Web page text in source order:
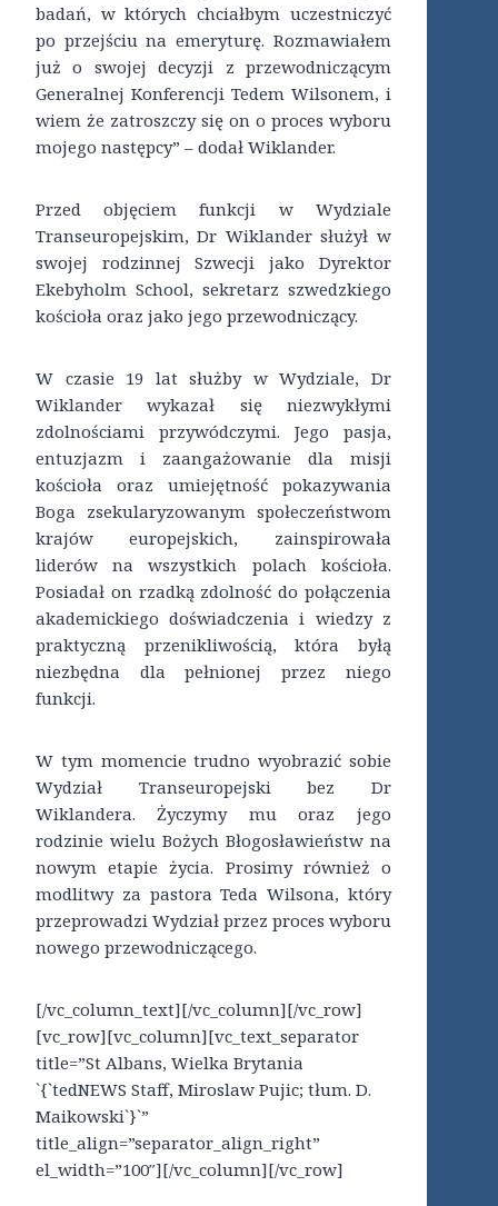
badań, w których chciałbym uczestniczyć
po przejściu na emeryturę. Rozmawiałem
już o swojej decyzji z przewodniczącym
Generalnej Konferencji Tedem Wilsonem, i
wiem że zatroszczy się on o proces wyboru
mojego następcy” – dodał Wiklander.
Przed objęciem funkcji w Wydziale
Transeuropejskim, Dr Wiklander służył w
swojej rodzinnej Szwecji jako Dyrektor
Ekebyholm School, sekretarz szwedzkiego
kościoła oraz jako jego przewodniczący.
W czasie 19 lat służby w Wydziale, Dr
Wiklander wykazał się niezwykłymi
zdolnościami przywódczymi. Jego pasja,
entuzjazm i zaangażowanie dla misji
kościoła oraz umiejętność pokazywania
Boga zsekularyzowanym społeczeństwom
krajów europejskich, zainspirowała
liderów na wszystkich polach kościoła.
Posiadał on rzadką zdolność do połączenia
akademickiego doświadczenia i wiedzy z
praktyczną przenikliwością, która byłą
niezbędna dla pełnionej przez niego
funkcji.
W tym momencie trudno wyobrazić sobie
Wydział Transeuropejski bez Dr
Wiklandera. Życzymy mu oraz jego
rodzinie wielu Bożych Błogosławieństw na
nowym etapie życia. Prosimy również o
modlitwy za pastora Teda Wilsona, który
przeprowadzi Wydział przez proces wyboru
nowego przewodniczącego.
[/vc_column_text][/vc_column][/vc_row]
[vc_row][vc_column][vc_text_separator
title=”St Albans, Wielka Brytania
`{`tedNEWS Staff, Miroslaw Pujic; tłum. D.
Maikowski`}`”
title_align=”separator_align_right”
el_width=”100″][/vc_column][/vc_row]